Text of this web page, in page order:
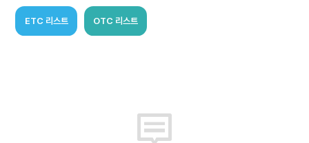
ETC 리스트 OTC 리스트